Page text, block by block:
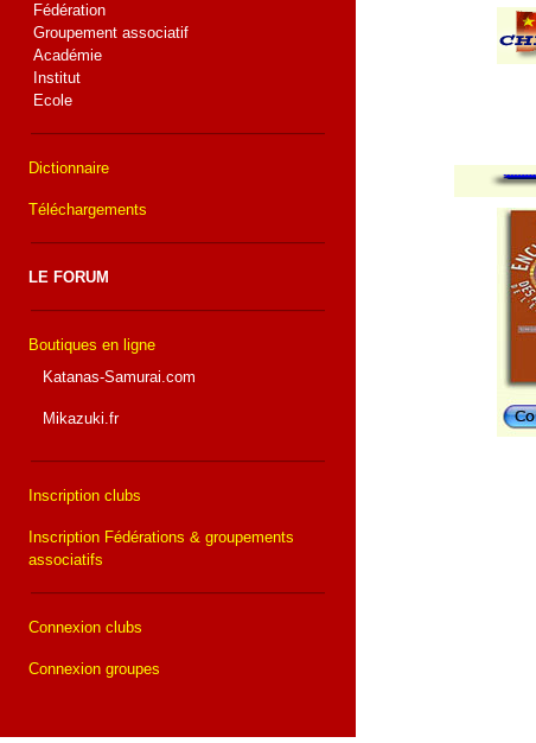
Fédération
Groupement associatif
Académie
Institut
Ecole
Dictionnaire
Téléchargements
LE FORUM
Boutiques en ligne
Katanas-Samurai.com
Mikazuki.fr
Inscription clubs
Inscription Fédérations & groupements
associatifs
Connexion clubs
Connexion groupes